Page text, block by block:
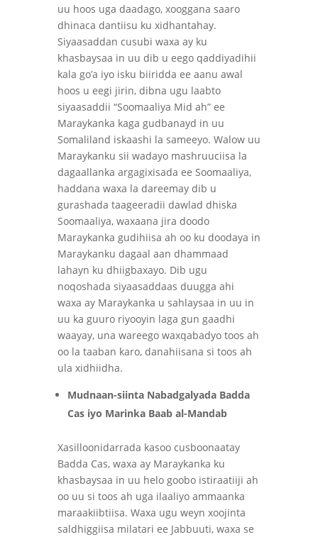
uu hoos uga daadago, xooggana saaro
dhinaca dantiisu ku xidhantahay.
Siyaasaddan cusubi waxa ay ku
khasbaysaa in uu dib u eego qaddiyadihii
kala go’a iyo isku biiridda ee aanu awal
hoos u eegi jirin, dibna ugu laabto
siyaasaddii “Soomaaliya Mid ah” ee
Maraykanka kaga gudbanayd in uu
Somaliland iskaashi la sameeyo. Walow uu
Maraykanku sii wadayo mashruuciisa la
dagaallanka argagixisada ee Soomaaliya,
haddana waxa la dareemay dib u
gurashada taageeradii dawlad dhiska
Soomaaliya, waxaana jira doodo
Maraykanka gudihiisa ah oo ku doodaya in
Maraykanku dagaal aan dhammaad
lahayn ku dhiigbaxayo. Dib ugu
noqoshada siyaasaddaas duugga ahi
waxa ay Maraykanka u sahlaysaa in uu in
uu ka guuro riyooyin laga gun gaadhi
waayay, una wareego waxqabadyo toos ah
oo la taaban karo, danahiisana si toos ah
ula xidhiidha.
Mudnaan-siinta Nabadgalyada Badda
Cas iyo Marinka Baab al-Mandab
Xasilloonidarrada kasoo cusboonaatay
Badda Cas, waxa ay Maraykanka ku
khasbaysaa in uu helo goobo istiraatiiji ah
oo uu si toos ah uga ilaaliyo ammaanka
maraakiibtiisa. Waxa ugu weyn xoojinta
saldhiggiisa milatari ee Jabbuuti, waxa se